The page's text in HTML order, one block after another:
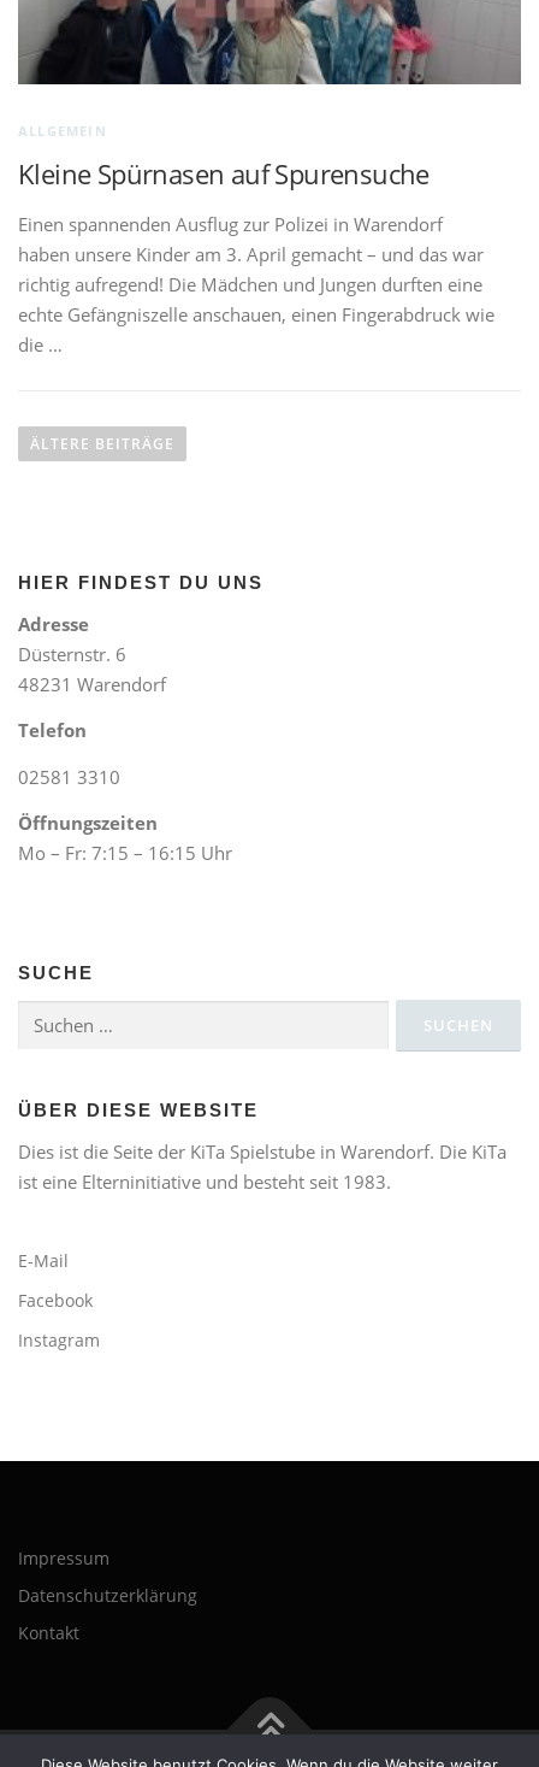
ALLGEMEIN
Kleine Spürnasen auf Spurensuche
Einen spannenden Ausflug zur Polizei in Warendorf
haben unsere Kinder am 3. April gemacht – und das war
richtig aufregend! Die Mädchen und Jungen durften eine
echte Gefängniszelle anschauen, einen Fingerabdruck wie
die …
e
i
g
s
n
a
v
g
a
t
ÄLTERE BEITRÄGE
HIER FINDEST DU UNS
Adresse
Düsternstr. 6
48231 Warendorf
Telefon
02581 3310
Öffnungszeiten
Mo – Fr: 7:15 – 16:15 Uhr
SUCHE
Suchen
ÜBER DIESE WEBSITE
Dies ist die Seite der KiTa Spielstube in Warendorf. Die KiTa
ist eine Elterninitiative und besteht seit 1983.
E-Mail
Facebook
Instagram
Impressum
Datenschutzerklärung
Kontakt